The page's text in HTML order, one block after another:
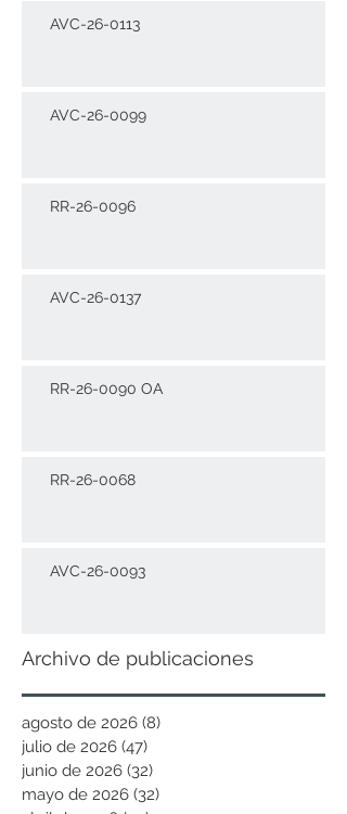
AVC-26-0113
AVC-26-0099
RR-26-0096
AVC-26-0137
RR-26-0090 OA
RR-26-0068
AVC-26-0093
Archivo de publicaciones
agosto de 2026 (8)
julio de 2026 (47)
junio de 2026 (32)
mayo de 2026 (32)